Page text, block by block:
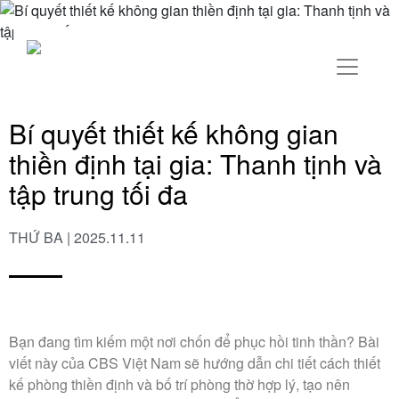
Bí quyết thiết kế không gian
thiền định tại gia: Thanh tịnh và
tập trung tối đa
THỨ BA | 2025.11.11
Bạn đang tìm kiếm một nơi chốn để phục hồi tinh thần? Bài
viết này của CBS Việt Nam sẽ hướng dẫn chi tiết cách thiết
kế phòng thiền định và bố trí phòng thờ hợp lý, tạo nên